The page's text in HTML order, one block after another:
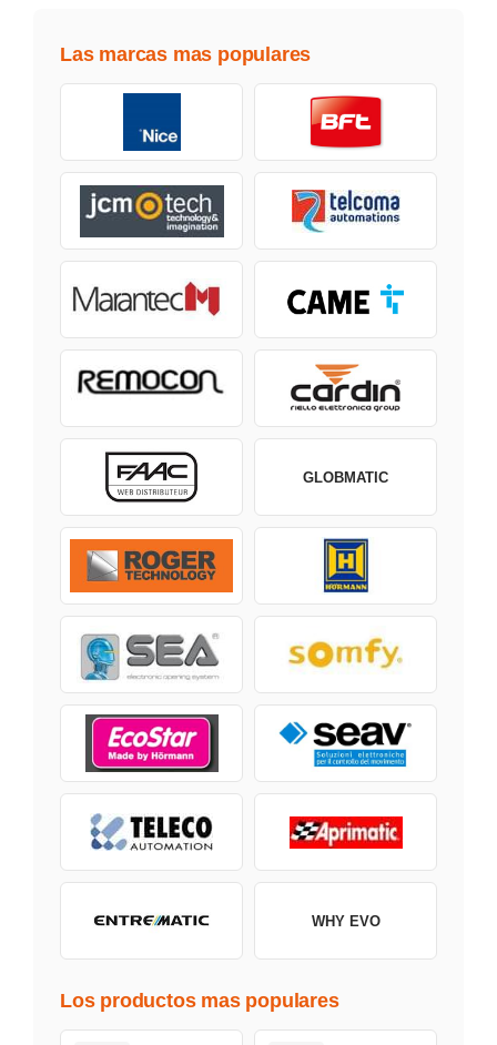
Las marcas mas populares
GLOBMATIC
WHY EVO
Los productos mas populares